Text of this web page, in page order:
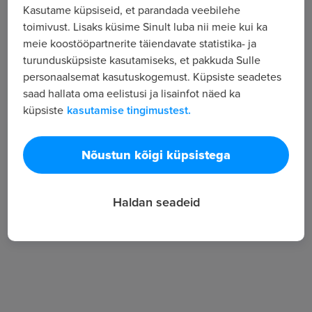
Kõik tööpakkumised
Tööpakkuja tutvustus
2
Töötajate arv
Vaatamised
12 aastat tegutsenud turvasüsteemide ja
automaatikasüsteemide integreerimise ja
paigaldamise firma Ehituslik insener-tehniline
Kasutame küpsiseid, et parandada veebilehe
toimivust. Lisaks küsime Sinult luba nii meie kui ka
meie koostööpartnerite täiendavate statistika- ja
turundusküpsiste kasutamiseks, et pakkuda Sulle
personaalsemat kasutuskogemust. Küpsiste seadetes
saad hallata oma eelistusi ja lisainfot näed ka
küpsiste kasutamise tingimustest.
Nõustun kõigi küpsistega
Haldan seadeid